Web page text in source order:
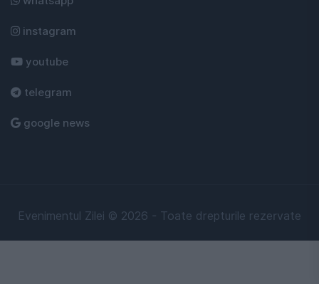
instagram
youtube
telegram
google news
Evenimentul Zilei © 2026 - Toate drepturile rezervate